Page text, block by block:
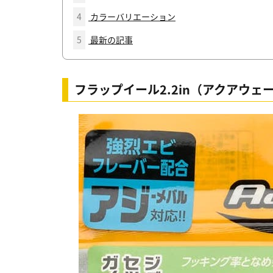
4
カラーバリエーション
5
最新の記事
フラップイール2.2in（アクアウェ